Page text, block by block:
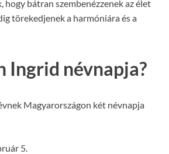
hogy bátran szembenézzenek az élet
törekedjenek a harmóniára és a
Ingrid névnapja?
Magyarországon két névnapja
5.